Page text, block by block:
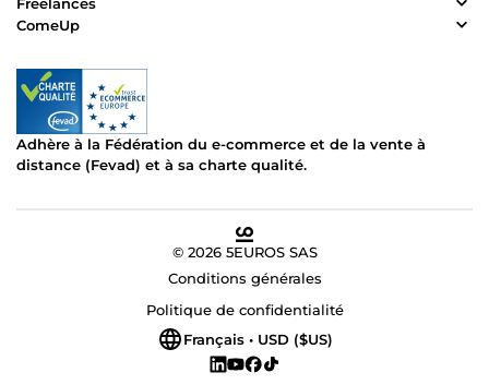
ComeUp
Adhère à la Fédération du e-commerce et de la vente à
distance (Fevad) et à sa charte qualité.
© 2026 5EUROS SAS
Conditions générales
Politique de confidentialité
Français • USD ($US)